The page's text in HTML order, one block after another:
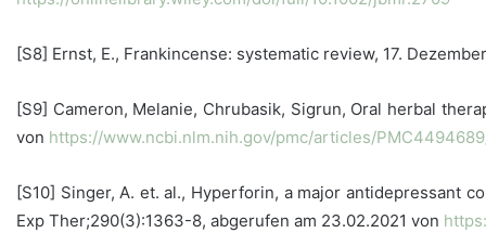
[S8] Ernst, E., Frankincense: systematic review, 17.
[S9] Cameron, Melanie, Chrubasik, Sigrun, Oral herbal
von https://www.ncbi.nlm.nih.gov/pmc/articles/
[S10] Singer, A. et. al., Hyperforin, a major antidepressant
Exp Ther;290(3):1363-8, abgerufen am 23.02.2021 von